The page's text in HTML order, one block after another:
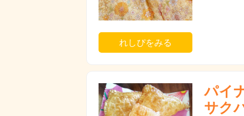
れしぴをみる
パイ
サク